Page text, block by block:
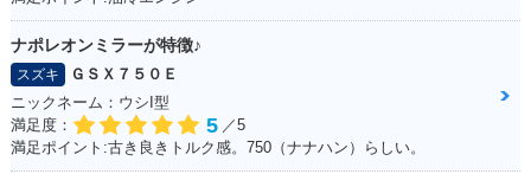
ナポレオンミラーが特徴♪
スズキ
ＧＳＸ７５０Ｅ
ニックネーム：ウシI型
満足度：
5 ／5
満足ポイント:古き良きトルク感。750（ナナハン）らしい。